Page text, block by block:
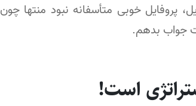
پروفایل خوبی متأسفانه نبود منتها چون
جواب بدهم.
است!